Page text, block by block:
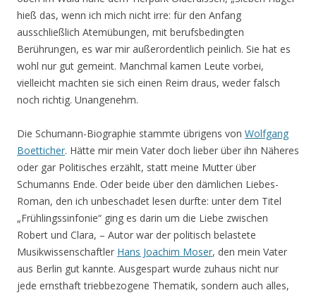
hieß das, wenn ich mich nicht irre: für den Anfang
ausschließlich Atemübungen, mit berufsbedingten
Berührungen, es war mir außerordentlich peinlich. Sie hat es
wohl nur gut gemeint. Manchmal kamen Leute vorbei,
vielleicht machten sie sich einen Reim draus, weder falsch
noch richtig. Unangenehm.
Die Schumann-Biographie stammte übrigens von Wolfgang
Boetticher. Hätte mir mein Vater doch lieber über ihn Näheres
oder gar Politisches erzählt, statt meine Mutter über
Schumanns Ende. Oder beide über den dämlichen Liebes-
Roman, den ich unbeschadet lesen durfte: unter dem Titel
„Frühlingssinfonie“ ging es darin um die Liebe zwischen
Robert und Clara, – Autor war der politisch belastete
Musikwissenschaftler Hans Joachim Moser, den mein Vater
aus Berlin gut kannte. Ausgespart wurde zuhaus nicht nur
jede ernsthaft triebbezogene Thematik, sondern auch alles,